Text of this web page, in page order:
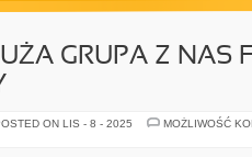
GRUPA Z NAS
ON LIS - 8 - 2025
MOŻLIWOŚĆ